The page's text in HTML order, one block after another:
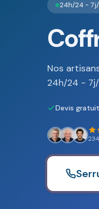
24h/24 -
Nos
24h/24 -
Devis gratuit